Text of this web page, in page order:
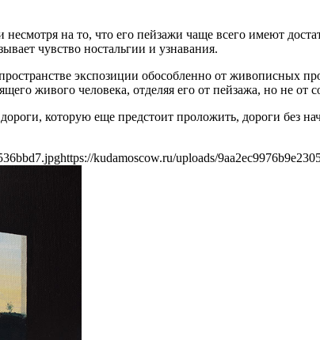
на то, что его пейзажи чаще всего имеют
чувство ностальгии и узнавания.
экспозиции обособленно от живописных
живого человека, отделяя его от пейзажа, но не от
которую еще предстоит проложить, дороги без
https://kudamoscow.ru/uploads/